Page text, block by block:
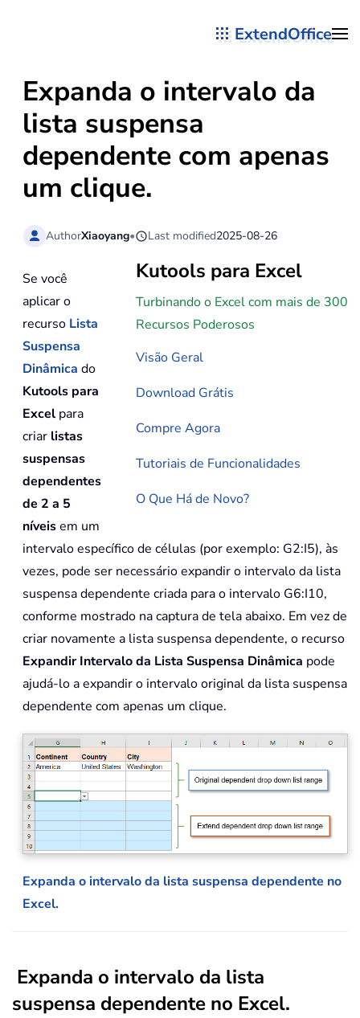
ExtendOffice
Expanda o intervalo da
lista suspensa
dependente com apenas
um clique.
AuthorXiaoyang• Last modified2025-08-26
Kutools para Excel
Turbinando o Excel com mais de 300
Recursos Poderosos
Visão Geral
Download Grátis
Compre Agora
Tutoriais de Funcionalidades
O Que Há de Novo?
Se você
aplicar o
recurso Lista
Suspensa
Dinâmica do
Kutools para
Excel para
criar listas
suspensas
dependentes
de 2 a 5
níveisem um
intervalo específico de células (por exemplo: G2:I5), às
vezes, pode ser necessário expandir o intervalo da lista
suspensa dependente criada para o intervalo G6:I10,
conforme mostrado na captura de tela abaixo. Em vez de
criar novamente a lista suspensa dependente, o recurso
Expandir Intervalo da Lista Suspensa Dinâmica pode
ajudá-lo a expandir o intervalo original da lista suspensa
dependente com apenas um clique.
Expanda o intervalo da lista suspensa dependente no
Excel.
Expanda o intervalo da lista
suspensa dependente no Excel.